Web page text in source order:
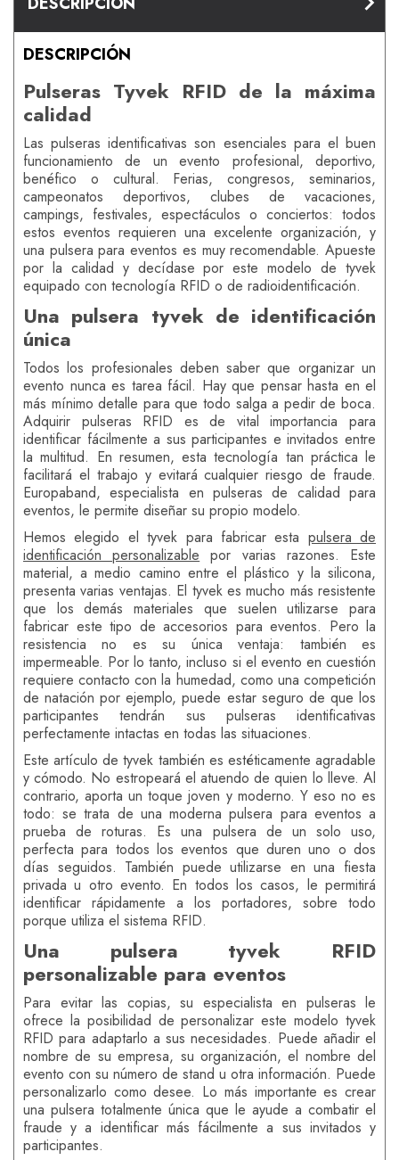
DESCRIPCIÓN
Pulseras Tyvek RFID de la máxima
calidad
Las pulseras identificativas son esenciales para el buen
funcionamiento de un evento profesional, deportivo,
benéfico o cultural. Ferias, congresos, seminarios,
campeonatos deportivos, clubes de vacaciones,
campings, festivales, espectáculos o conciertos: todos
estos eventos requieren una excelente organización, y
una pulsera para eventos es muy recomendable. Apueste
por la calidad y decídase por este modelo de tyvek
equipado con tecnología RFID o de radioidentificación.
Una pulsera tyvek de identificación
única
Todos los profesionales deben saber que organizar un
evento nunca es tarea fácil. Hay que pensar hasta en el
más mínimo detalle para que todo salga a pedir de boca.
Adquirir pulseras RFID es de vital importancia para
identificar fácilmente a sus participantes e invitados entre
la multitud. En resumen, esta tecnología tan práctica le
facilitará el trabajo y evitará cualquier riesgo de fraude.
Europaband, especialista en pulseras de calidad para
eventos, le permite diseñar su propio modelo.
Hemos elegido el tyvek para fabricar esta pulsera de
identificación personalizable por varias razones. Este
material, a medio camino entre el plástico y la silicona,
presenta varias ventajas. El tyvek es mucho más resistente
que los demás materiales que suelen utilizarse para
fabricar este tipo de accesorios para eventos. Pero la
resistencia no es su única ventaja: también es
impermeable. Por lo tanto, incluso si el evento en cuestión
requiere contacto con la humedad, como una competición
de natación por ejemplo, puede estar seguro de que los
participantes tendrán sus pulseras identificativas
perfectamente intactas en todas las situaciones.
Este artículo de tyvek también es estéticamente agradable
y cómodo. No estropeará el atuendo de quien lo lleve. Al
contrario, aporta un toque joven y moderno. Y eso no es
todo: se trata de una moderna pulsera para eventos a
prueba de roturas. Es una pulsera de un solo uso,
perfecta para todos los eventos que duren uno o dos
días seguidos. También puede utilizarse en una fiesta
privada u otro evento. En todos los casos, le permitirá
identificar rápidamente a los portadores, sobre todo
porque utiliza el sistema RFID.
Una pulsera tyvek RFID
personalizable para eventos
Para evitar las copias, su especialista en pulseras le
ofrece la posibilidad de personalizar este modelo tyvek
RFID para adaptarlo a sus necesidades. Puede añadir el
nombre de su empresa, su organización, el nombre del
evento con su número de stand u otra información. Puede
personalizarlo como desee. Lo más importante es crear
una pulsera totalmente única que le ayude a combatir el
fraude y a identificar más fácilmente a sus invitados y
participantes.